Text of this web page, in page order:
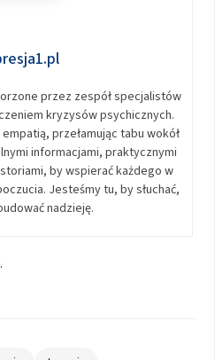
przez zespół specjalistów
kryzysów psychicznych.
przełamując tabu wokół
informacjami, praktycznymi
by wspierać każdego w
Jesteśmy tu, by słuchać,
nadzieję.